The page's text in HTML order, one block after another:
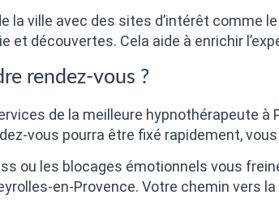
la ville avec des sites d’intérêt comme le
et découvertes. Cela aide à enrichir
rendez-vous ?
de la meilleure hypnothérapeute
vous pourra être fixé rapidement,
ou les blocages émotionnels vous
en-Provence. Votre chemin vers